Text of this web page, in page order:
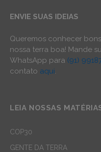
ENVIE SUAS IDEIAS
Queremos conhecer
nossa terra boa! Mande
WhatsApp para (91)
contato aqui.
LEIA NOSSAS
COP30
GENTE DA TERRA